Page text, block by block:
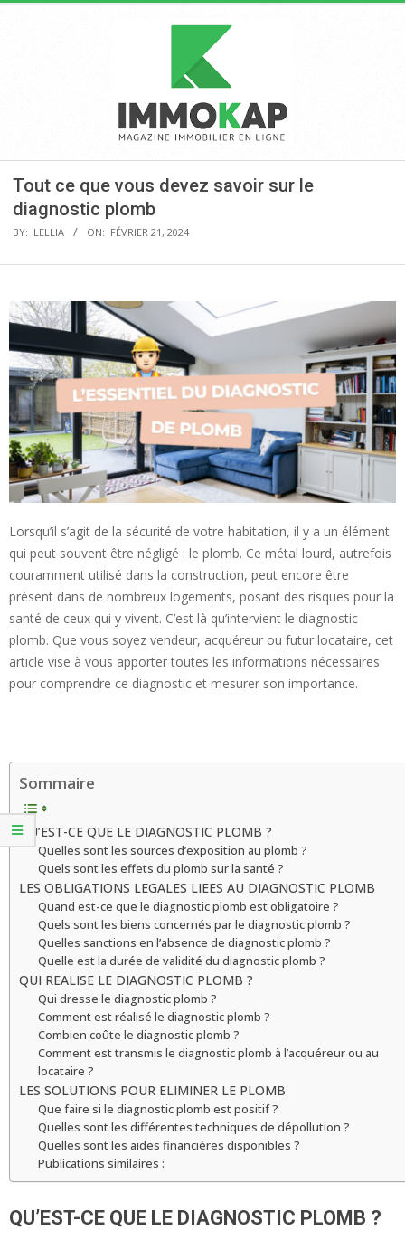
IMMOKAP
Navigation
Menu
Tout ce que vous devez savoir sur le
diagnostic plomb
BY: LELLIA ON: FÉVRIER 21, 2024
Lorsqu’il s’agit de la sécurité de votre habitation, il y a un élément
qui peut souvent être négligé : le plomb. Ce métal lourd, autrefois
couramment utilisé dans la construction, peut encore être
présent dans de nombreux logements, posant des risques pour la
santé de ceux qui y vivent. C’est là qu’intervient le diagnostic
plomb. Que vous soyez vendeur, acquéreur ou futur locataire, cet
article vise à vous apporter toutes les informations nécessaires
pour comprendre ce diagnostic et mesurer son importance.
Sommaire
QU’EST-CE QUE LE DIAGNOSTIC PLOMB ?
Quelles sont les sources d’exposition au plomb ?
Quels sont les effets du plomb sur la santé ?
LES OBLIGATIONS LEGALES LIEES AU DIAGNOSTIC PLOMB
Quand est-ce que le diagnostic plomb est obligatoire ?
Quels sont les biens concernés par le diagnostic plomb ?
Quelles sanctions en l’absence de diagnostic plomb ?
Quelle est la durée de validité du diagnostic plomb ?
QUI REALISE LE DIAGNOSTIC PLOMB ?
Qui dresse le diagnostic plomb ?
Comment est réalisé le diagnostic plomb ?
Combien coûte le diagnostic plomb ?
Comment est transmis le diagnostic plomb à l’acquéreur ou au
locataire ?
LES SOLUTIONS POUR ELIMINER LE PLOMB
Que faire si le diagnostic plomb est positif ?
Quelles sont les différentes techniques de dépollution ?
Quelles sont les aides financières disponibles ?
Publications similaires :
QU’EST-CE QUE LE DIAGNOSTIC PLOMB ?